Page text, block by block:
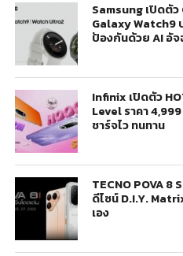
Samsung เปิดตั
Galaxy Watch9
ป้องกันด้วย AI อั
Infinix เปิดตัว
Level ราคา
ชาร์จไว ทนทาน
TECNO POVA 8
ดีไซน์ D.I.Y.
เอง